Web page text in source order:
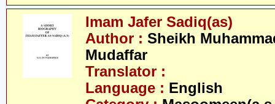
Imam Jafer Sadiq(as)
Author : Sheikh
Mudaffar
Translator :
Language : English